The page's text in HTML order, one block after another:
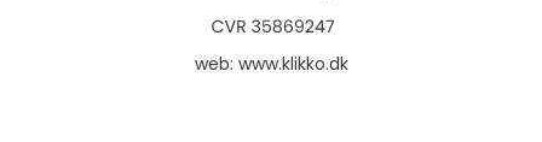
web: www.klikko.dk